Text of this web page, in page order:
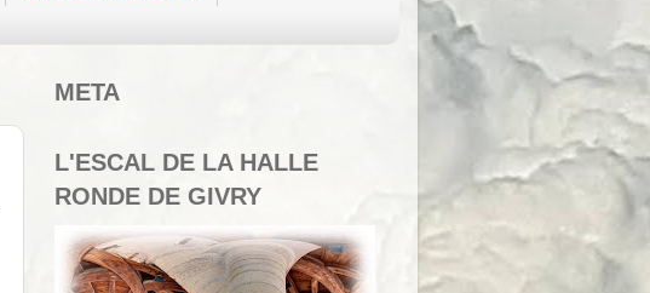
META
L'ESCAL DE LA HALLE
RONDE DE GIVRY